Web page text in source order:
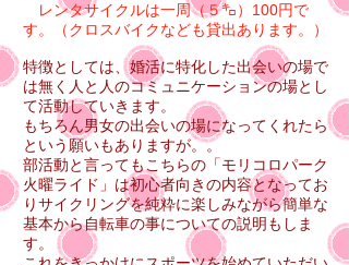
レンタサイクルは一周（５㌔）100円で
す。（クロスバイクなども貸出あります。）
特徴としては、婚活に特化した出会いの場で
は無く人と人のコミュニケーションの場とし
て活動していきます。
もちろん男女の出会いの場になってくれたら
という願いもありますが。。
部活動と言ってもこちらの「モリコロパーク
火曜ライド」は初心者向きの内容となってお
りサイクリングを純粋に楽しみながら簡単な
基本から自転車の事についての説明もしま
す。